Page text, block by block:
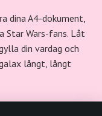
dina A4-dokument,
Star Wars-fans. Låt
din vardag och
långt, långt